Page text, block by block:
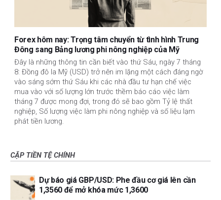
Forex hôm nay: Trọng tâm chuyển từ tình hình Trung
Đông sang Bảng lương phi nông nghiệp của Mỹ
Đây là những thông tin cần biết vào thứ Sáu, ngày 7 tháng
8: Đồng đô la Mỹ (USD) trở nên im lặng một cách đáng ngờ
vào sáng sớm thứ Sáu khi các nhà đầu tư hạn chế việc
mua vào với số lượng lớn trước thềm báo cáo việc làm
tháng 7 được mong đợi, trong đó sẽ bao gồm Tỷ lệ thất
nghiệp, Số lượng việc làm phi nông nghiệp và số liệu lạm
phát tiền lương.
CẶP TIỀN TỆ CHÍNH
Dự báo giá GBP/USD: Phe đầu cơ giá lên cần
1,3560 để mở khóa mức 1,3600